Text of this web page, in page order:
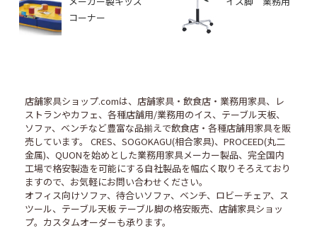
コーナー
店舗家具ショップ.comは、店舗家具・飲食店・業務用家具、レ
ストランやカフェ、各種店舗用/業務用のイス、テーブル天板、
ソファ、ベンチなど豊富な品揃えで飲食店・各種店舗用家具を販
売しています。 CRES、SOGOKAGU(相合家具)、PROCEED(丸二
金属)、QUONを始めとした業務用家具メーカー製品、完全国内
工場で格安製造を可能にする自社製品を幅広く取りそろえており